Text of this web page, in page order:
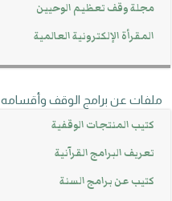
مجلة وقف تعظيم الوحيين
المقرأة الإلكترونية العالمية
ملفات عن برامج الوقف وأقسامه
كتيب المنتجات الوقفية
تعريف البرامج القرآنية
كتيب عن برامج السنة